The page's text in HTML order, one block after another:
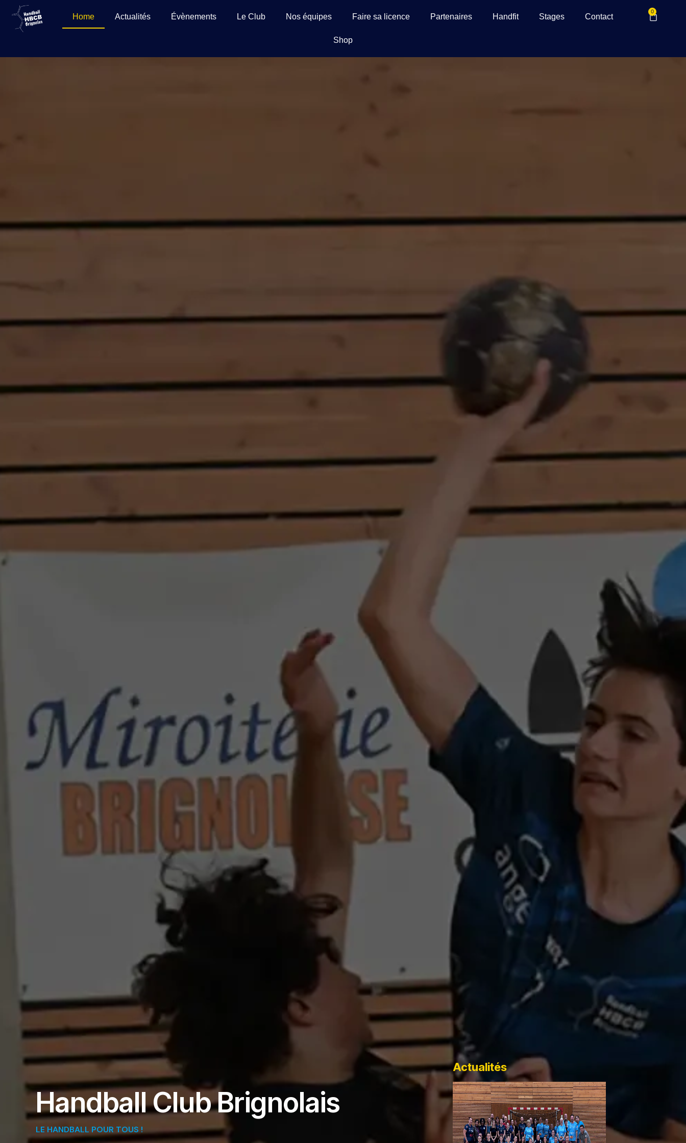
Home Actualités Évènements Le Club Nos équipes Faire sa licence Partenaires Handfit Stages Contact
Shop
0
HandballClubBrignolais
LE HANDBALL POUR TOUS !
Actualités